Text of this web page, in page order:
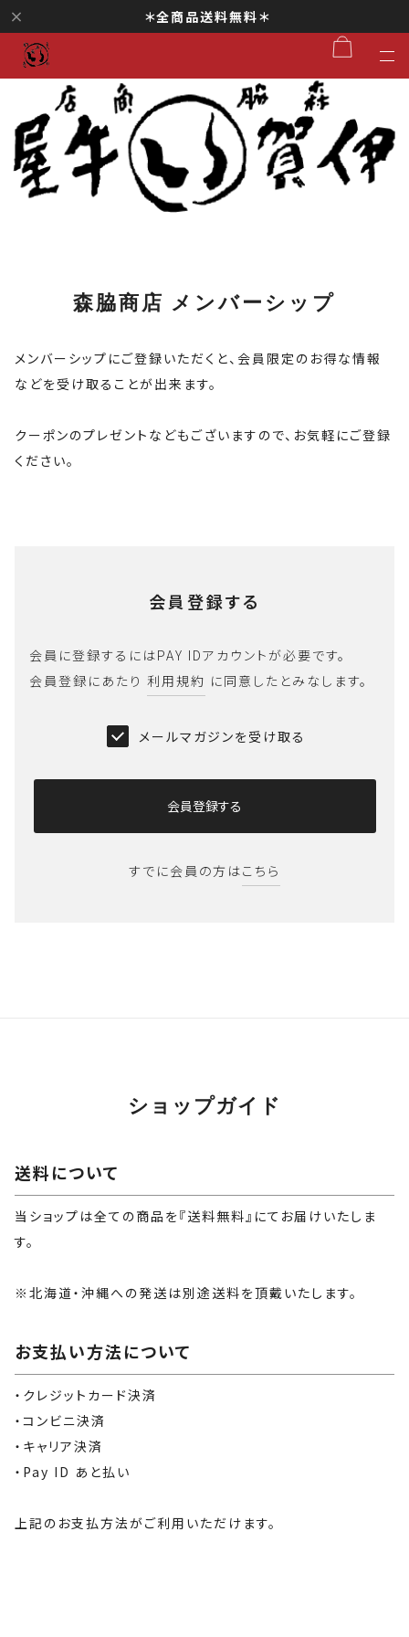
＊全商品送料無料＊
森脇商店 メンバーシップ
メンバーシップにご登録いただくと、会員限定のお得な情報
などを受け取ることが出来ます。
クーポンのプレゼントなどもございますので、お気軽にご登録
ください。
会員登録する
会員に登録するにはPAY IDアカウントが必要です。
会員登録にあたり 利用規約 に同意したとみなします。
メールマガジンを受け取る
会員登録する
すでに会員の方はこちら
ショップガイド
送料について
当ショップは全ての商品を『送料無料』にてお届けいたしま
す。
※北海道・沖縄への発送は別途送料を頂戴いたします。
お支払い方法について
・クレジットカード決済
・コンビニ決済
・キャリア決済
・Pay ID あと払い
上記のお支払方法がご利用いただけます。